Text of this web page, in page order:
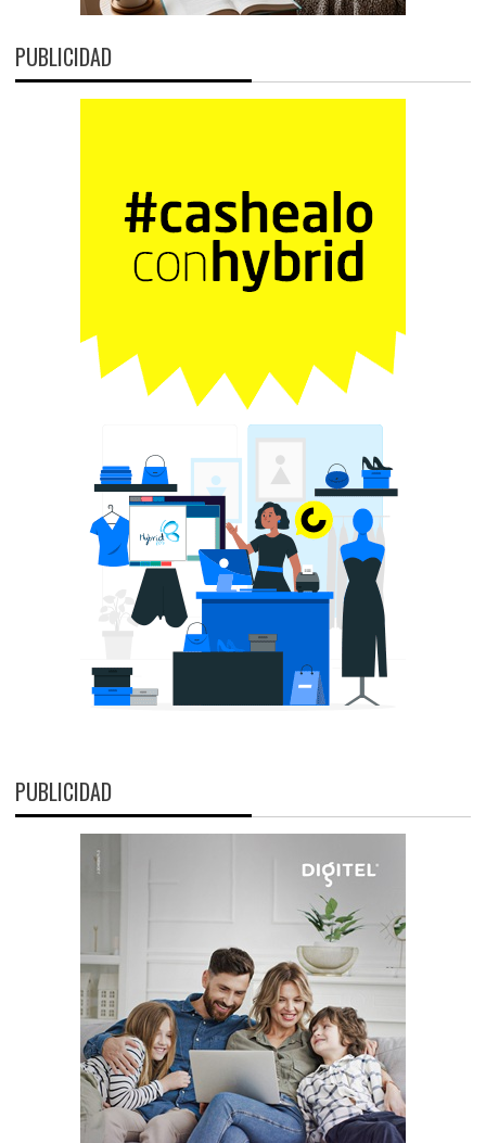
PUBLICIDAD
PUBLICIDAD